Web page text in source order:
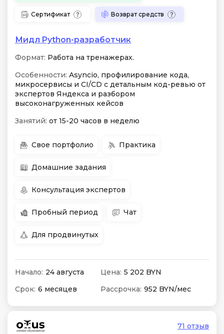
Сертификат Возврат средств
Мидл Python-разработчик
Формат: Работа на тренажерах.
Особенности: Asyncio, профилирование кода,
микросервисы и CI/CD с детальным код-ревью от
экспертов Яндекса и разбором
высоконагруженных кейсов
Занятий: от 15-20 часов в неделю
Свое портфолио Практика
Домашние задания
Консультация экспертов
Пробный период Чат
Для продвинутых
Начало: 24 августа Цена: 5 202 BYN
Срок: 6 месяцев Рассрочка: 952 BYN/мес
71 отзыв